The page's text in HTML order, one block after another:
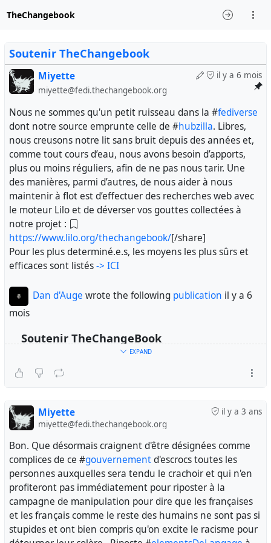
TheChangebook
Soutenir TheChangebook
il y a 6 mois
Miyette
miyette@fedi.thechangebook.org
Nous ne sommes qu'un petit ruisseau dans la #fediverse
dont notre source emprunte celle de #hubzilla. Libres,
nous creusons notre lit sans bruit depuis des années et,
comme tout cours d’eau, nous avons besoin d’apports,
plus ou moins réguliers, afin de ne pas nous tarir. Une
des manières, parmi d’autres, de nous aider à nous
maintenir à flot est d’effectuer des recherches web avec
le moteur Lilo et de déverser vos gouttes collectées à
notre projet :
https://www.lilo.org/thechangebook/[/share]
Pour les plus determiné.e.s, les moyens les plus sûrs et
efficaces sont listés-> ICI
Dan d'Auge wrote the following publication il y a 6
mois
Soutenir TheChangeBook
Soutenir TheChangebook
EXPAND
il y a 3 ans
Miyette
miyette@fedi.thechangebook.org
Bon. Que désormais craignent d'être désignées comme
complices de ce #gouvernementd'escrocs toutes les
personnes auxquelles sera tendu le crachoir et qui n'en
profiteront pas immédiatement pour riposter à la
campagne de manipulation pour dire que les françaises
et les français comme le reste des humains ne sont pas si
stupides et ont bien compris qu'on excite le racisme pour